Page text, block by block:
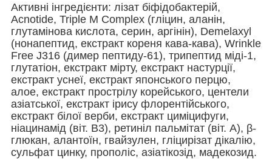
Активні інгредієнти: лізат біфідобактерій,
Acnotide, Triple M Complex (гліцин, аланін,
глутамінова кислота, серин, аргінін), Demelaxyl
(нонапептид, екстракт кореня кава-кава), Wrinkle
Free J316 (димер пептиду-61), трипептид міді-1,
глутатіон, екстракт мірту, екстракт настурції,
екстракт уснеї, екстракт японського перцю,
алое, екстракт прострілу корейського, центели
азіатської, екстракт ірису флорентійського,
екстракт білої верби, екстракт циміцифуги,
ніацинамід (віт. В3), ретиніл пальмітат (віт. А), β-
глюкан, алантоїн, гвайзулен, гліцирізат дікалію,
сульфат цинку, прополіс, азіатікозід, мадекозид.